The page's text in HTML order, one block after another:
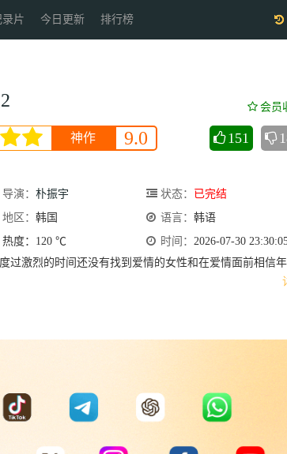
录片 今日更新 排行榜
会员
神作 9.0 151
导演： 朴振宇 状态：
已完结
地区： 韩国 语言： 韩语
热度：120 ℃ 时间： 2026-07-30
过激烈的时间还没有找到爱情的女性和在爱情面前相信